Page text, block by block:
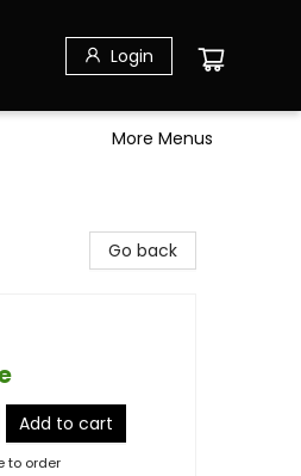
Login
More Menus
Go back
Add to cart
to order